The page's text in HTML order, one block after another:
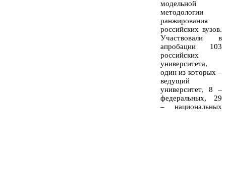
модельной
методологии
ранжирования
российских вузов.
Участвовали в
апробации 103
российских
университета,
один из которых –
ведущий
университет, 8 –
федеральных, 29
– национальных